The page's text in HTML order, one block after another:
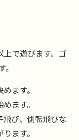
で遊びます。ゴ
ます。
ます。
び、側転飛びな
ます。